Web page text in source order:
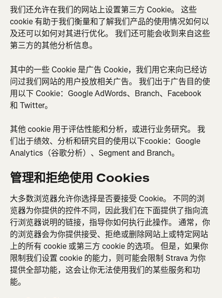
我们还允许在我们的网站上设置第三方 Cookie。 这些
cookie 有助于我们衡量和了解我们产品的使用情况如何以
及还可以如何对其进行优化。 我们还可能会收到来自这些
第三方的其他分析信息。
其中的一些 Cookie 是广告 Cookie，我们用它来向已经访
问过我们网站的用户投放相关广告。 我们出于广告目的使
用以下 Cookie：Google AdWords、Branch、Facebook
和 Twitter。
其他 cookie 用于评估性能和分析，或进行业务研究。 我
们出于绩效、分析和研究目的使用以下cookie：Google
Analytics（谷歌分析）、Segment and Branch。
管理和拒绝使用 Cookies
大多数浏览器允许你选择是否要接受 Cookie。 不同的浏
览器为你提供的控件不同，因此我们在下面提供了指向流
行浏览器说明的链接，指导你如何执行此操作。 通常，你
的浏览器会为你提供接受、拒绝或删除网站上或特定网站
上的所有 cookie 或第三方 cookie 的选项。 但是，如果你
限制我们设置 cookie 的能力，则可能会限制 Strava 为你
提供全部功能，这会让你无法使用我们的某些服务和功
能。